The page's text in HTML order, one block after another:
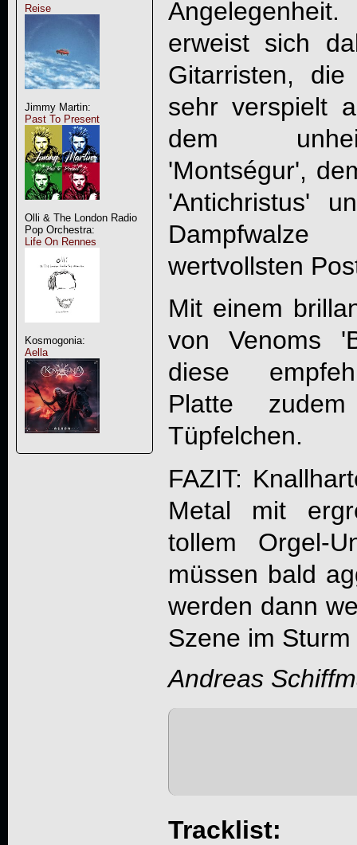
Reise
Jimmy Martin:
Past To Present
Olli & The London Radio
Pop Orchestra:
Life On Rennes
Kosmogonia:
Aella
Angelegenheit.
erweist sich
Gitarristen, die
sehr verspielt
dem
'Montségur',
'Antichristus'
wertvollsten
Mit einem
von Venoms
diese
Platte
Tüpfelchen.
FAZIT:
Metal mit
tollem Orgel-
müssen bald
werden dann
Szene im
Andreas
Tracklist: